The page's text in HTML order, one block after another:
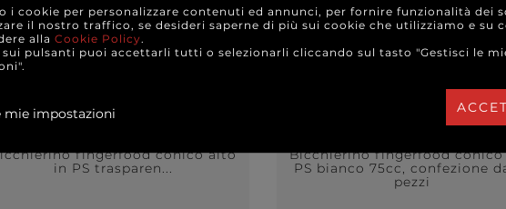
fingerfood conico alto
in PS trasparen...
Bicchierino fingerfood
PS bianco 75cc, confezione
pezzi
i cookie per personalizzare contenuti ed annunci, per fornire funzionalità dei
il nostro traffico, se desideri saperne di più sui cookie che utilizziamo e su
alla Cookie Policy.
sui pulsanti puoi accettarli tutti o selezionarli cliccando sul tasto "Gestisci le
mie impostazioni